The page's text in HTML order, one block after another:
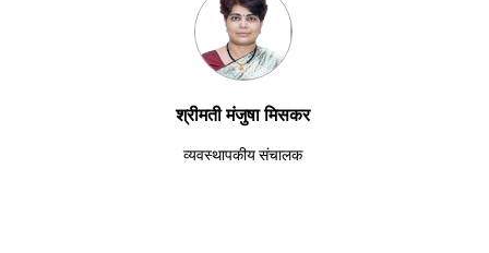
श्रीमती मंजुषा मिसकर
व्यवस्थापकीय संचालक